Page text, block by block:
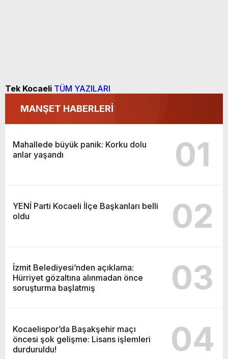
Tek Kocaeli TÜM YAZILARI
MANŞET HABERLERİ
Mahallede büyük panik: Korku dolu
anlar yaşandı
01
YENİ Parti Kocaeli İlçe Başkanları belli
oldu
02
İzmit Belediyesi’nden açıklama:
Hürriyet gözaltına alınmadan önce
soruşturma başlatmış
03
Kocaelispor’da Başakşehir maçı
öncesi şok gelişme: Lisans işlemleri
durduruldu!
04